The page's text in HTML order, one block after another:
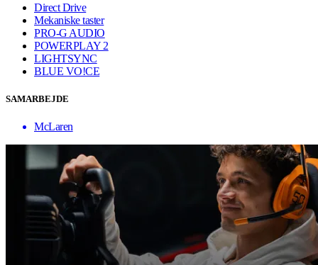
Direct Drive
Mekaniske taster
PRO-G AUDIO
POWERPLAY 2
LIGHTSYNC
BLUE VO!CE
SAMARBEJDE
McLaren